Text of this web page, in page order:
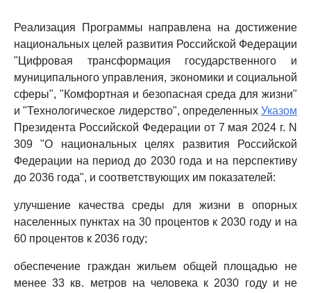
Реализация Программы направлена на достижение
национальных целей развития Российской Федерации
"Цифровая трансформация государственного и
муниципального управления, экономики и социальной
сферы", "Комфортная и безопасная среда для жизни"
и "Технологическое лидерство", определенных Указом
Президента Российской Федерации от 7 мая 2024 г. N
309 "О национальных целях развития Российской
Федерации на период до 2030 года и на перспективу
до 2036 года", и соответствующих им показателей:
улучшение качества среды для жизни в опорных
населенных пунктах на 30 процентов к 2030 году и на
60 процентов к 2036 году;
обеспечение граждан жильем общей площадью не
менее 33 кв. метров на человека к 2030 году и не